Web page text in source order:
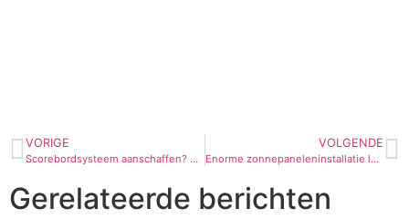
VORIGE
Scorebordsysteem aanschaffen? 4 tips om je te helpen bij de juiste keuze!
VOLGENDE
Enorme zonnepaneleninstallatie levert groene stroom aan Q-lite en 119 gezinnen
Gerelateerde berichten